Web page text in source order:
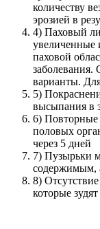
количеству
эрозией в
4) Паховый
увеличенные
паховой
заболевания.
варианты.
5)
высыпания в
6) Повторные
половых
через 5 дней
7) Пузырьки
содержимым,
8)
которые